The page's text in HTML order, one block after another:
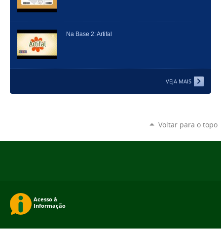
Na Base 2: Artifal
VEJA MAIS
Voltar para o topo